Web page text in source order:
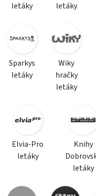
letáky
letáky
Sparkys
letáky
Wiky
hračky
letáky
Elvia-Pro
letáky
Knihy
letáky